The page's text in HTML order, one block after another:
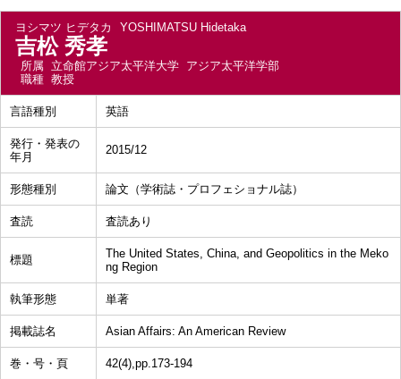
ヨシマツ ヒデタカ YOSHIMATSU Hidetaka
吉松 秀孝
所属 立命館アジア太平洋大学 アジア太平洋学部
職種 教授
言語種別 英語
発行・発表の
年月
2015/12
形態種別 論文（学術誌・プロフェショナル誌）
査読 査読あり
標題
The United States, China, and Geopolitics in the Meko
ng Region
執筆形態 単著
掲載誌名 Asian Affairs: An American Review
巻・号・頁 42(4),pp.173-194